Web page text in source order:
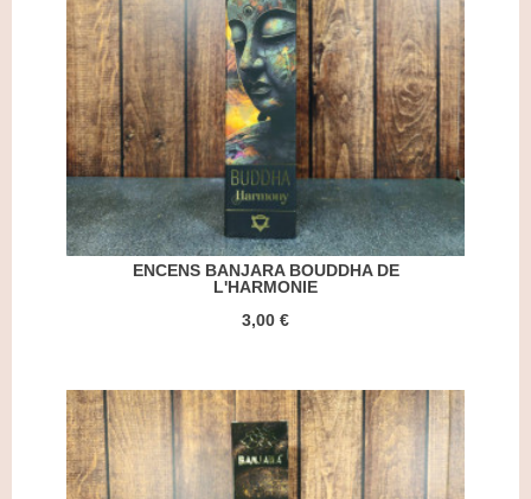
ENCENS BANJARA BOUDDHA DE
L'HARMONIE
3,00 €